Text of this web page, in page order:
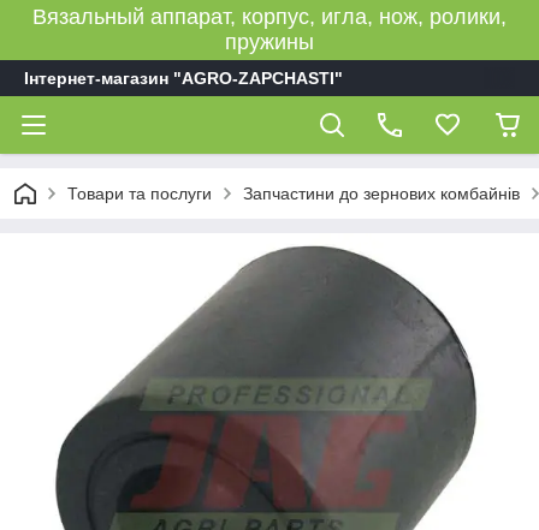
Вязальный аппарат, корпус, игла, нож, ролики,
пружины
Інтернет-магазин "AGRO-ZAPCHASTI"
Товари та послуги Запчастини до зернових комбайнів